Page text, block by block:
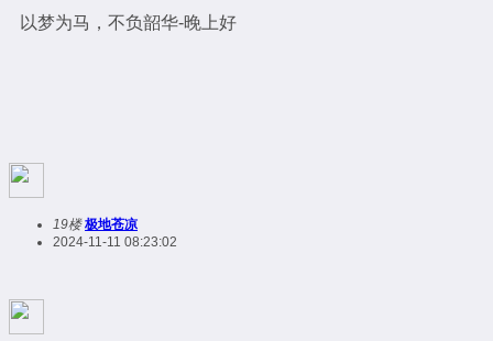
以梦为马，不负韶华-晚上好
19楼 极地苍凉
2024-11-11 08:23:02